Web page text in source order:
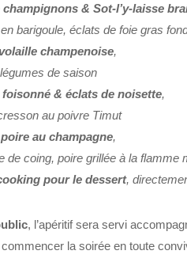
champignons & Sot-l’y-laisse
barigoule, éclats de foie gras
champenoise,
de saison
& éclats de noisette,
au poivre Timut
au champagne,
de coing, poire grillée à la flamme
pour le dessert,
, l’apéritif sera servi
la soirée en toute